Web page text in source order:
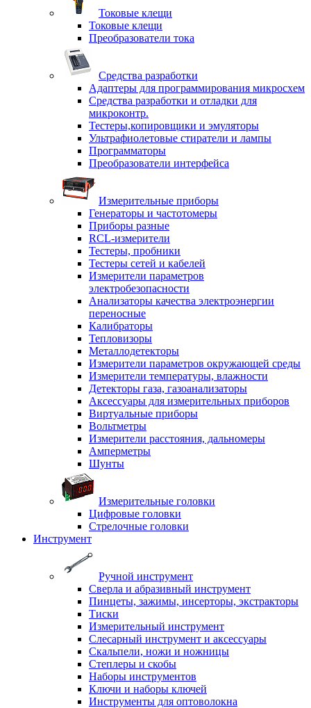
Токовые клещи
Токовые клещи
Преобразователи тока
Средства разработки
Адаптеры для программирования микросхем
Средства разработки и отладки для
микроконтр.
Тестеры,копировщики и эмуляторы
Ультрафиолетовые стиратели и лампы
Программаторы
Преобразователи интерфейса
Измерительные приборы
Генераторы и частотомеры
Приборы разные
RCL-измерители
Тестеры, пробники
Тестеры сетей и кабелей
Измерители параметров
электробезопасности
Анализаторы качества электроэнергии
переносные
Калибраторы
Тепловизоры
Металлодетекторы
Измерители параметров окружающей среды
Измерители температуры, влажности
Детекторы газа, газоанализаторы
Аксессуары для измерительных приборов
Виртуальные приборы
Вольтметры
Измерители расстояния, дальномеры
Амперметры
Шунты
Измерительные головки
Цифровые головки
Стрелочные головки
Инструмент
Ручной инструмент
Сверла и абразивный инструмент
Пинцеты, зажимы, инсерторы, экстракторы
Тиски
Измерительный инструмент
Слесарный инструмент и аксессуары
Скальпели, ножи и ножницы
Степлеры и скобы
Наборы инструментов
Ключи и наборы ключей
Инструменты для оптоволокна